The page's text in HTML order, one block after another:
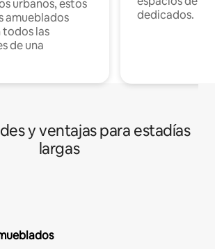
urbanos, estos
amueblados
las
de una
dedicados.
y ventajas para estadías
largas